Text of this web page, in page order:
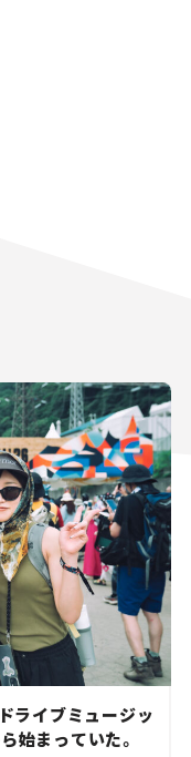
ライブミュージッ
始まっていた。